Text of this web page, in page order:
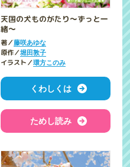
天国の犬ものがたり～ずっと一
緒～
著／藤咲あゆな
原作／堀田敦子
イラスト／環方このみ
くわしくは
ためし読み